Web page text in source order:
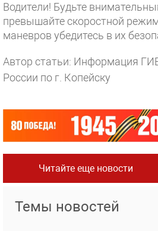
Водители! Будьте
превышайте скоростной
маневров убедитесь в их
Автор статьи: Информация
России по г. Копейску
Читайте еще новости
Темы новостей